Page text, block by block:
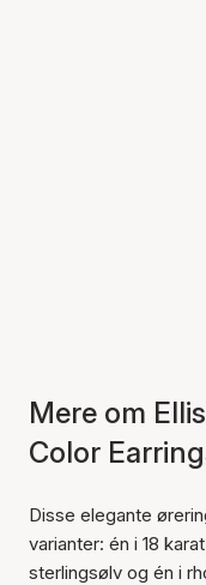
Mere om
Color
Disse elegante
varianter: én i 18
sterlingsølv og én i